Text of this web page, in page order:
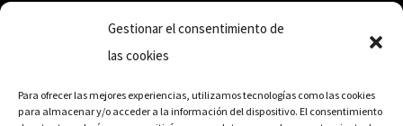
Gestionar el consentimiento de
las cookies
Para ofrecer las mejores experiencias, utilizamos tecnologías como las cookies
para almacenar y/o acceder a la información del dispositivo. El consentimiento
+52 811.499.5638